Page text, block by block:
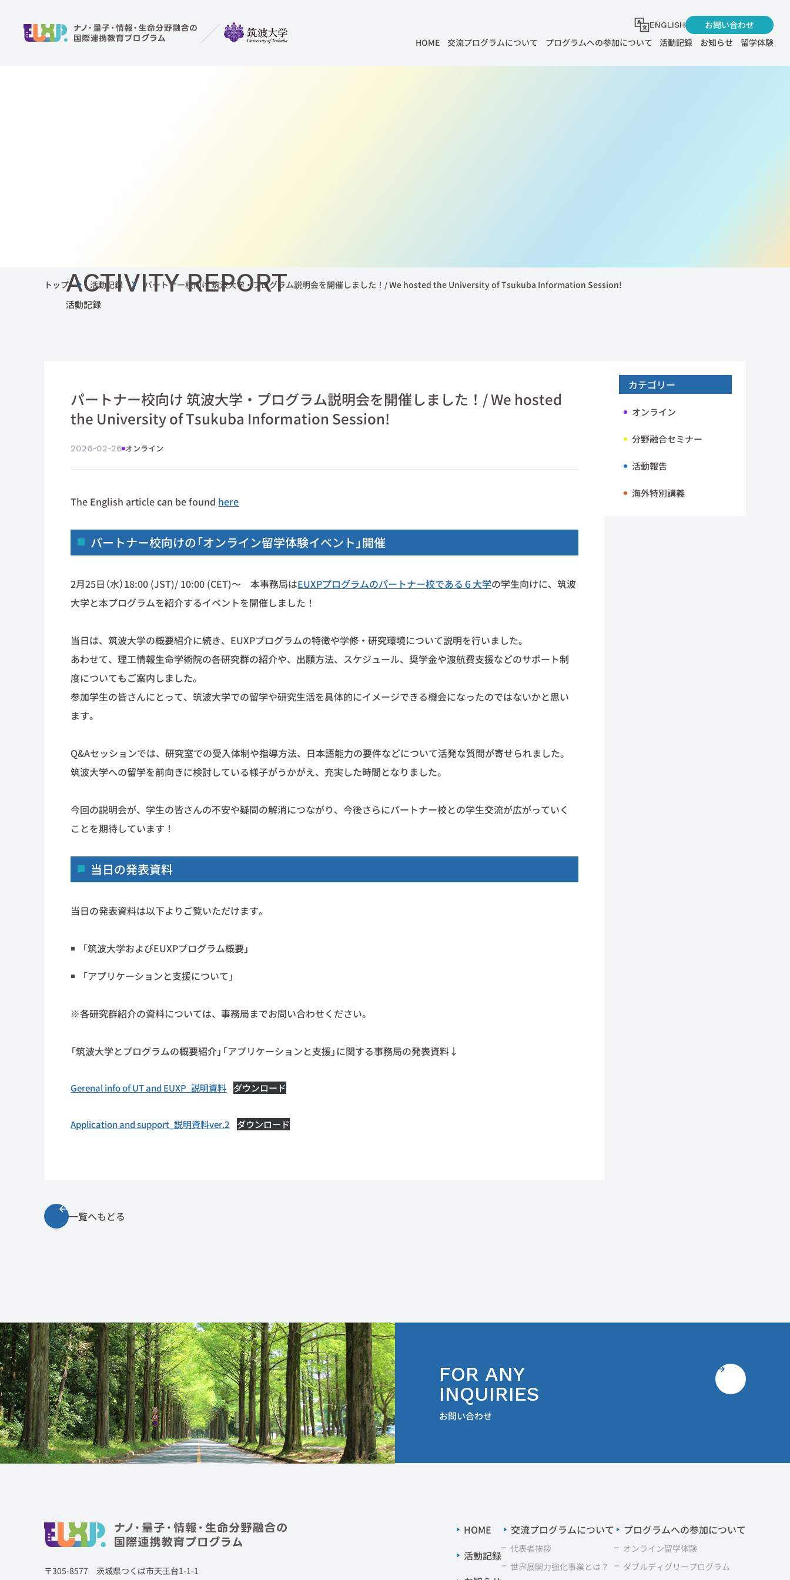
ENGLISH
お問い合わせ
HOME
交流プログラムについて プログラムへの参加について 活動記録 お知らせ 留学体験
ACTIVITY REPORT
活動記録
トップ 活動記録 パートナー校向け 筑波大学・プログラム説明会を開催しました！/ We hosted the University of Tsukuba Information Session!
パートナー校向け 筑波大学・プログラム説明会を開催しました！/ We hosted
the University of Tsukuba Information Session!
2026-02-26 オンライン
The English article can be found here
パートナー校向けの「オンライン留学体験イベント」開催
2月25日（水）18:00 (JST)/ 10:00 (CET)～ 本事務局はEUXPプログラムのパートナー校である６大学の学生向けに、筑波
大学と本プログラムを紹介するイベントを開催しました！
当日は、筑波大学の概要紹介に続き、EUXPプログラムの特徴や学修・研究環境について説明を行いました。
あわせて、理工情報生命学術院の各研究群の紹介や、出願方法、スケジュール、奨学金や渡航費支援などのサポート制
度についてもご案内しました。
参加学生の皆さんにとって、筑波大学での留学や研究生活を具体的にイメージできる機会になったのではないかと思い
ます。
Q&Aセッションでは、研究室での受入体制や指導方法、日本語能力の要件などについて活発な質問が寄せられました。
筑波大学への留学を前向きに検討している様子がうかがえ、充実した時間となりました。
今回の説明会が、学生の皆さんの不安や疑問の解消につながり、今後さらにパートナー校との学生交流が広がっていく
ことを期待しています！
当日の発表資料
当日の発表資料は以下よりご覧いただけます。
「筑波大学およびEUXPプログラム概要」
「アプリケーションと支援について」
※各研究群紹介の資料については、事務局までお問い合わせください。
「筑波大学とプログラムの概要紹介」「アプリケーションと支援」に関する事務局の発表資料↓
Gerenal info of UT and EUXP_説明資料 ダウンロード
Application and support_説明資料ver.2 ダウンロード
一覧へもどる
カテゴリー
オンライン
分野融合セミナー
活動報告
海外特別講義
FOR ANY
INQUIRIES
お問い合わせ
〒305-8577 茨城県つくば市天王台1-1-1
HOME
活動記録
交流プログラムについて
代表者挨拶
世界展開力強化事業とは？
プログラムへの参加について
オンライン留学体験
ダブルディグリープログラム